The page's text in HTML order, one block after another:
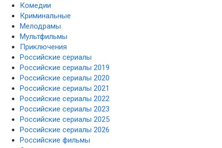
Комедии
Криминальные
Мелодрамы
Мультфильмы
Приключения
Российские сериалы
Российские сериалы 2019
Российские сериалы 2020
Российские сериалы 2021
Российские сериалы 2022
Российские сериалы 2023
Российские сериалы 2025
Российские сериалы 2026
Российские фильмы